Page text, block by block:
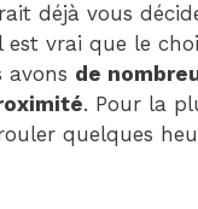
déjà vous
est vrai que le
avons de
. Pour la
rouler quelques